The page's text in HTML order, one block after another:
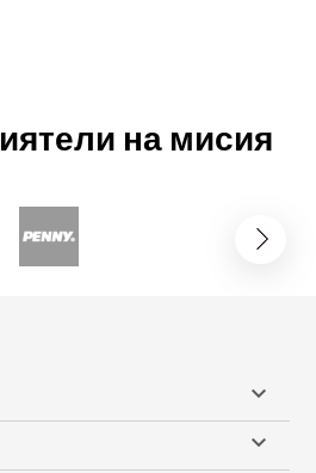
на мисия

